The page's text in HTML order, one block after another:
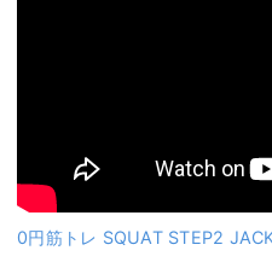
0円筋トレ SQUAT STEP2